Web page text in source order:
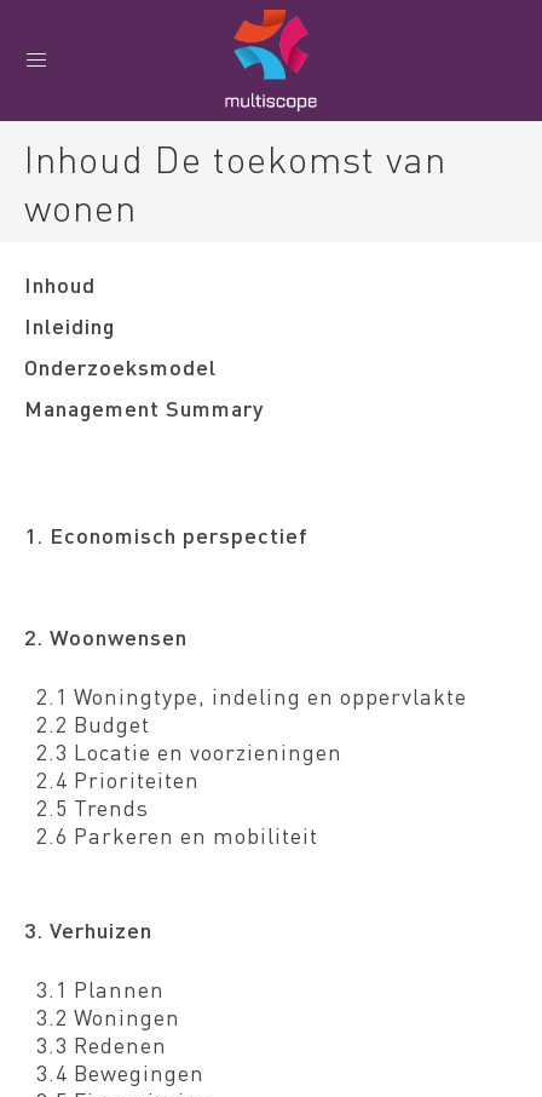
Inhoud De toekomst van
wonen
Inhoud
Inleiding
Onderzoeksmodel
Management Summary
1. Economisch perspectief
2. Woonwensen
2.1 Woningtype, indeling en oppervlakte
2.2 Budget
2.3 Locatie en voorzieningen
2.4 Prioriteiten
2.5 Trends
2.6 Parkeren en mobiliteit
3. Verhuizen
3.1 Plannen
3.2 Woningen
3.3 Redenen
3.4 Bewegingen